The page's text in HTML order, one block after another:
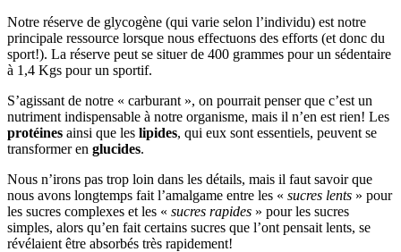
Notre réserve de glycogène (qui varie selon l’individu) est notre
principale ressource lorsque nous effectuons des efforts (et donc du
sport!). La réserve peut se situer de 400 grammes pour un sédentaire
à 1,4 Kgs pour un sportif.
S’agissant de notre « carburant », on pourrait penser que c’est un
nutriment indispensable à notre organisme, mais il n’en est rien! Les
protéines ainsi que les lipides, qui eux sont essentiels, peuvent se
transformer en glucides.
Nous n’irons pas trop loin dans les détails, mais il faut savoir que
nous avons longtemps fait l’amalgame entre les « sucres lents » pour
les sucres complexes et les « sucres rapides » pour les sucres
simples, alors qu’en fait certains sucres que l’ont pensait lents, se
révélaient être absorbés très rapidement!